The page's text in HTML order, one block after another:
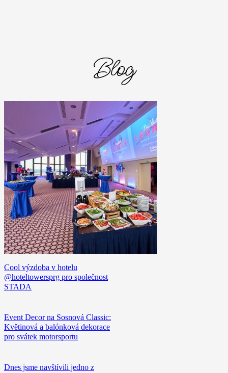
Blog
Cool výzdoba v hotelu
@hoteltowersprg pro společnost
STADA
Event Decor na Sosnová Classic:
Květinová a balónková dekorace
pro svátek motorsportu
Dnes jsme navštívili jedno z